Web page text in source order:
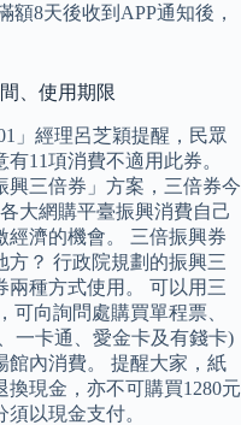
額8天後收到APP通知後，
、使用期限
」經理呂芝穎提醒，民眾
11項消費不適用此券。
興三倍券」方案，三倍券今
大網購平臺振興消費自己
經濟的機會。 三倍振興券
方？ 行政院規劃的振興三
兩種方式使用。 可以用三
可向詢問處購買單程票、
一卡通、愛金卡及有錢卡)
館內消費。 提醒大家，紙
現金，亦不可購買1280元
以現金支付。